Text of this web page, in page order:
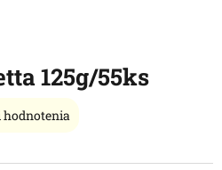
125g/55ks
hodnotenia